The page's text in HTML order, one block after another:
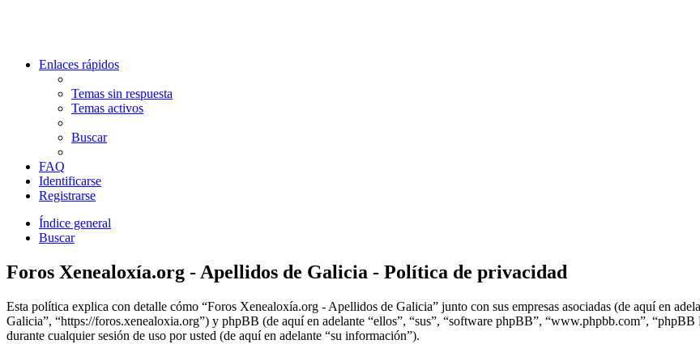
Enlaces rápidos
Temas sin respuesta
Temas activos
Buscar
FAQ
Identificarse
Registrarse
Índice general
Buscar
Foros Xenealoxía.org - Apellidos de Galicia - Política de privacidad
Esta política explica con detalle cómo “Foros Xenealoxía.org - Apellidos de Galicia” junto con sus empresas asociadas (de aquí en
Galicia”, “https://foros.xenealoxia.org”) y phpBB (de aquí en adelante “ellos”, “sus”, “software phpBB”, “www.phpbb.com”,
durante cualquier sesión de uso por usted (de aquí en adelante “su información”).